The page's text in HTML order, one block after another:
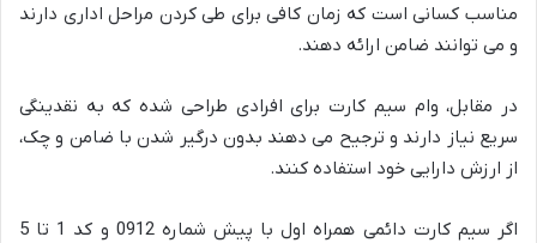
مناسب کسانی است که زمان کافی برای طی کردن مراحل اداری دارند
و می توانند ضامن ارائه دهند.
در مقابل، وام سیم کارت برای افرادی طراحی شده که به نقدینگی
سریع نیاز دارند و ترجیح می دهند بدون درگیر شدن با ضامن و چک،
از ارزش دارایی خود استفاده کنند.
اگر سیم کارت دائمی همراه اول با پیش شماره 0912 و کد 1 تا 5